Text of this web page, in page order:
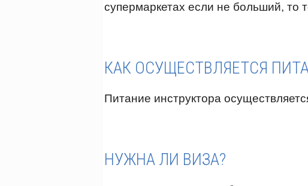
супермаркетах если не больший, то
КАК ОСУЩЕСТВЛЯЕТСЯ
Питание инструктора
НУЖНА ЛИ ВИЗА?